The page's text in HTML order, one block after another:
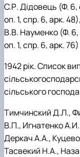
С.Р. Дідовець (Ф. 6,
оп. 1, спр. 6, арк.
В.В. Науменко (Ф. 6,
оп. 1, спр. 6, арк. 76)
1942 рік. Список
сільського
Тимчинский Д.Л.,
В.П., Игнатенко
Деркач А.А.,
Тасвекий Н.А.,